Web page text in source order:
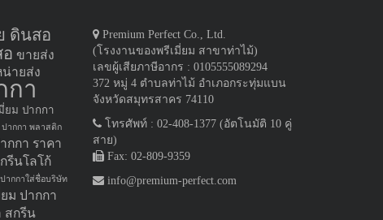
ดินสอ
ขายส่ง
น่ายส่ง
กา
ยม ปากกา
ปากกา พลาสติก
กกา ราคา
รีนโลโก้
ปากกาใส่ชื่อบริษัท
ม ปากกา
สกรีน
Premium Perfect Co., Ltd.
(โรงงานของพรีเมี่ยม สาขาท่าไม้)
เลขผู้เสียภาษีอากร : 0105555089294
372 หมู่ 4 ตำบลท่าไม้ อำเภอกระทุ่มแบน
จังหวัดสมุทรสาคร 74110
โทรศัพท์ : 02-408-1377 (อัตโนมัติ 10 คู่
สาย)
Fax: 02-809-9359
info@premium-perfect.com